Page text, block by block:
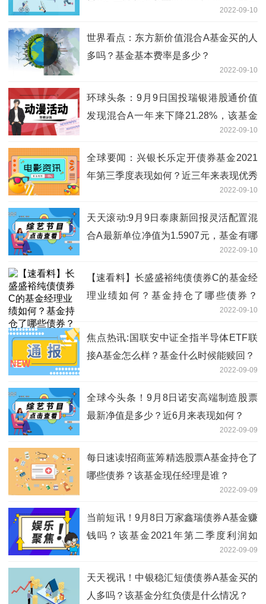
2022-09-10
世界看点：东方新价值混合A基金买的人
多吗？基金基本费率是多少？
2022-09-10
环球头条：9月9日国投瑞银港股通价值
发现混合A一年来下降21.28%，该基金
2022-09-10
全球要闻：兴银长乐定开债券基金2021
年第三季度表现如何？近三年来表现优秀
2022-09-10
天天滚动:9月9日泰康新回报灵活配置混
合A最新单位净值为1.5907元，基金有哪
2022-09-10
【速看料】长盛盛裕纯债债券C的基金经
理业绩如何？基金持仓了哪些债券？
2022-09-10
焦点热讯:国联安中证全指半导体ETF联
接A基金怎么样？基金什么时候能赎回？
2022-09-09
全球今头条！9月8日诺安高端制造股票
最新净值是多少？近6月来表现如何？
2022-09-09
每日速读!招商蓝筹精选股票A基金持仓了
哪些债券？该基金现任经理是谁？
2022-09-09
当前短讯！9月8日万家鑫瑞债券A基金赚
钱吗？该基金2021年第二季度利润如
2022-09-09
天天视讯！中银稳汇短债债券A基金买的
人多吗？该基金分红负债是什么情况？